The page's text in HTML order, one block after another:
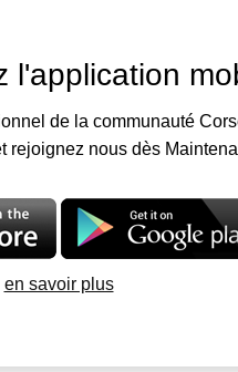
l'application
de la communauté
rejoignez nous dès
en savoir plus